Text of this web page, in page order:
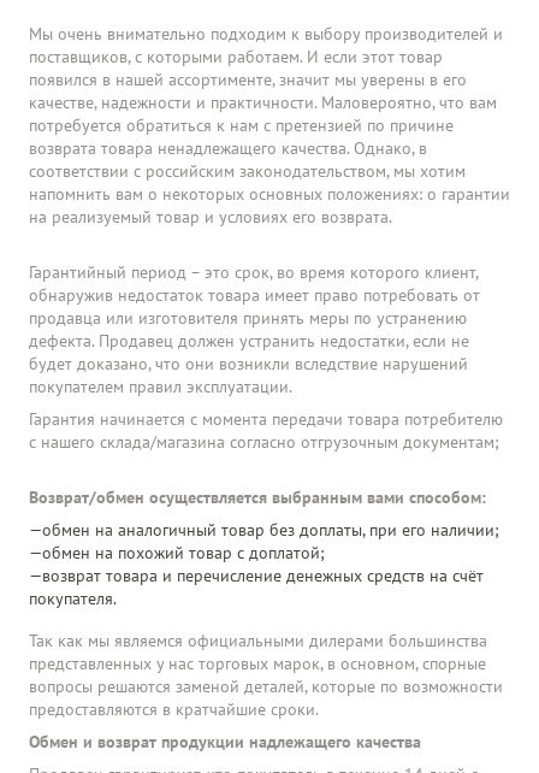
Мы очень внимательно подходим к выбору производителей и
поставщиков, с которыми работаем. И если этот товар
появился в нашей ассортименте, значит мы уверены в его
качестве, надежности и практичности. Маловероятно, что вам
потребуется обратиться к нам с претензией по причине
возврата товара ненадлежащего качества. Однако, в
соответствии с российским законодательством, мы хотим
напомнить вам о некоторых основных положениях: о гарантии
на реализуемый товар и условиях его возврата.
Гарантийный период – это срок, во время которого клиент,
обнаружив недостаток товара имеет право потребовать от
продавца или изготовителя принять меры по устранению
дефекта. Продавец должен устранить недостатки, если не
будет доказано, что они возникли вследствие нарушений
покупателем правил эксплуатации.
Гарантия начинается с момента передачи товара потребителю
с нашего склада/магазина согласно отгрузочным документам;
Возврат/обмен осуществляется выбранным вами способом:
обмен на аналогичный товар без доплаты, при его наличии;
обмен на похожий товар с доплатой;
возврат товара и перечисление денежных средств на счёт
покупателя.
Так как мы являемся официальными дилерами большинства
представленных у нас торговых марок, в основном, спорные
вопросы решаются заменой деталей, которые по возможности
предоставляются в кратчайшие сроки.
Обмен и возврат продукции надлежащего качества